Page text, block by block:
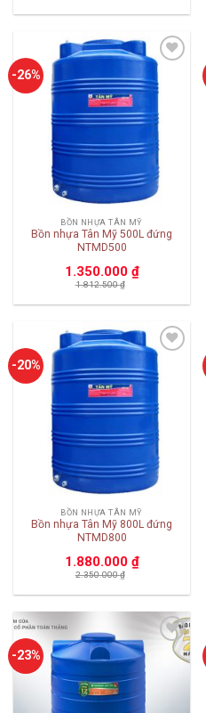
-26%
Add to
wishlist
BỒN NHỰA TÂN MỸ
Bồn nhựa Tân Mỹ 500L đứng
NTMD500
1.350.000 ₫
1.812.500₫
-20%
Add to
wishlist
BỒN NHỰA TÂN MỸ
Bồn nhựa Tân Mỹ 800L đứng
NTMD800
1.880.000 ₫
2.350.000₫
-23%
Add to
wishlist